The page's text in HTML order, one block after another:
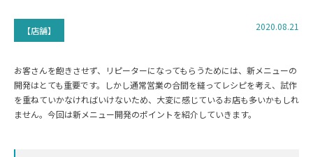
【店舗】 2020.08.21
お客さんを飽きさせず、リピーターになってもらうためには、新メニューの
開発はとても重要です。しかし通常営業の合間を縫ってレシピを考え、試作
を重ねていかなければいけないため、大変に感じているお店も多いかもしれ
ません。今回は新メニュー開発のポイントを紹介していきます。